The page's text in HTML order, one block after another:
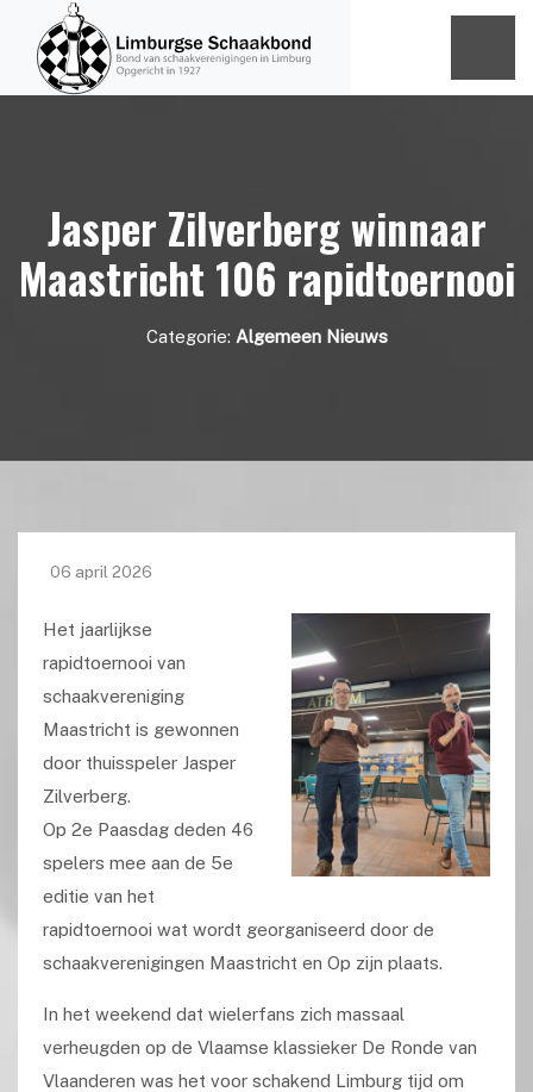
Jasper Zilverberg winnaar
Maastricht 106 rapidtoernooi
Categorie: Algemeen Nieuws
06 april 2026
Het jaarlijkse
rapidtoernooi van
schaakvereniging
Maastricht is gewonnen
door thuisspeler Jasper
Zilverberg.
Op 2e Paasdag deden 46
spelers mee aan de 5e
editie van het
rapidtoernooi wat wordt georganiseerd door de
schaakverenigingen Maastricht en Op zijn plaats.
In het weekend dat wielerfans zich massaal
verheugden op de Vlaamse klassieker De Ronde van
Vlaanderen was het voor schakend Limburg tijd om